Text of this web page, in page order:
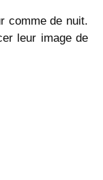
comme de nuit.
leur image de